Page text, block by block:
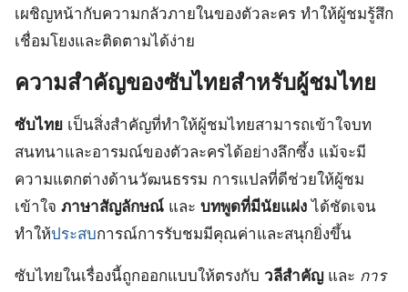
เผชิญหน้ากับความกลัวภายในของตัวละคร ทำให้ผู้ชมรู้สึก
เชื่อมโยงและติดตามได้ง่าย
ความสำคัญของซับไทยสำหรับผู้ชมไทย
ซับไทย เป็นสิ่งสำคัญที่ทำให้ผู้ชมไทยสามารถเข้าใจบท
สนทนาและอารมณ์ของตัวละครได้อย่างลึกซึ้ง แม้จะมี
ความแตกต่างด้านวัฒนธรรม การแปลที่ดีช่วยให้ผู้ชม
เข้าใจ ภาษาสัญลักษณ์ และ บทพูดที่มีนัยแฝง ได้ชัดเจน
ทำให้ประสบการณ์การรับชมมีคุณค่าและสนุกยิ่งขึ้น
ซับไทยในเรื่องนี้ถูกออกแบบให้ตรงกับ วลีสำคัญและ การ